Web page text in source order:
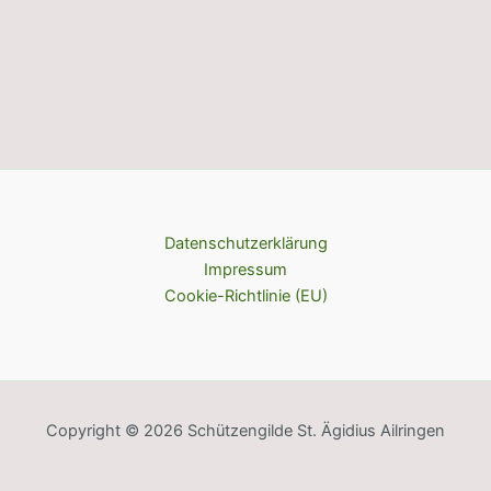
Datenschutzerklärung
Impressum
Cookie-Richtlinie (EU)
Copyright © 2026 Schützengilde St. Ägidius Ailringen